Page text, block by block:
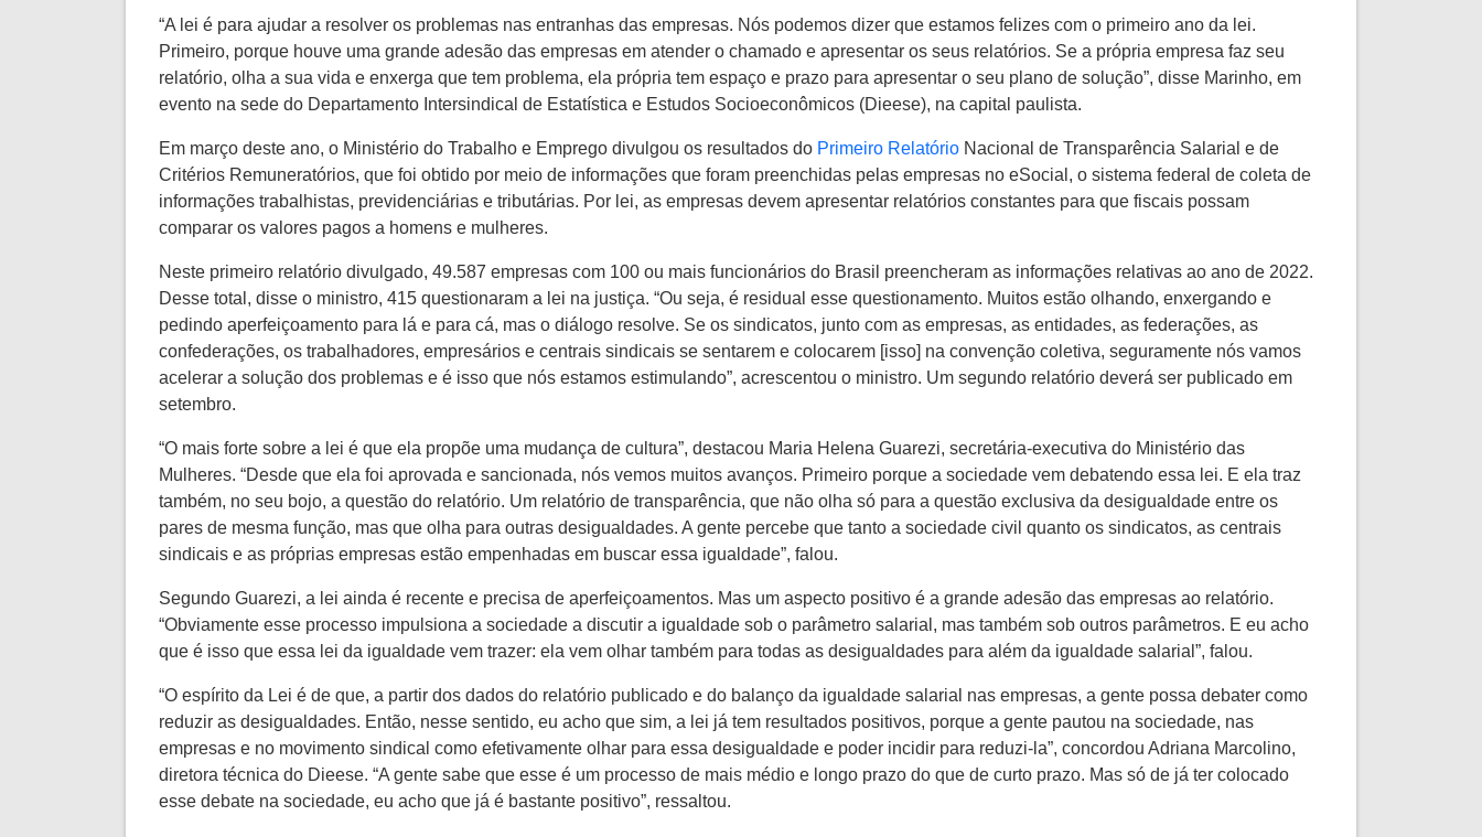
“A lei é para ajudar a resolver os problemas nas entranhas das empresas. Nós podemos dizer que estamos felizes com o primeiro ano da lei.
Primeiro, porque houve uma grande adesão das empresas em atender o chamado e apresentar os seus relatórios. Se a própria empresa faz seu
relatório, olha a sua vida e enxerga que tem problema, ela própria tem espaço e prazo para apresentar o seu plano de solução”, disse Marinho, em
evento na sede do Departamento Intersindical de Estatística e Estudos Socioeconômicos (Dieese), na capital paulista.
Em março deste ano, o Ministério do Trabalho e Emprego divulgou os resultados do Primeiro Relatório Nacional de Transparência Salarial e de
Critérios Remuneratórios, que foi obtido por meio de informações que foram preenchidas pelas empresas no eSocial, o sistema federal de coleta de
informações trabalhistas, previdenciárias e tributárias. Por lei, as empresas devem apresentar relatórios constantes para que fiscais possam
comparar os valores pagos a homens e mulheres.
Neste primeiro relatório divulgado, 49.587 empresas com 100 ou mais funcionários do Brasil preencheram as informações relativas ao ano de 2022.
Desse total, disse o ministro, 415 questionaram a lei na justiça. “Ou seja, é residual esse questionamento. Muitos estão olhando, enxergando e
pedindo aperfeiçoamento para lá e para cá, mas o diálogo resolve. Se os sindicatos, junto com as empresas, as entidades, as federações, as
confederações, os trabalhadores, empresários e centrais sindicais se sentarem e colocarem [isso] na convenção coletiva, seguramente nós vamos
acelerar a solução dos problemas e é isso que nós estamos estimulando”, acrescentou o ministro. Um segundo relatório deverá ser publicado em
setembro.
“O mais forte sobre a lei é que ela propõe uma mudança de cultura”, destacou Maria Helena Guarezi, secretária-executiva do Ministério das
Mulheres. “Desde que ela foi aprovada e sancionada, nós vemos muitos avanços. Primeiro porque a sociedade vem debatendo essa lei. E ela traz
também, no seu bojo, a questão do relatório. Um relatório de transparência, que não olha só para a questão exclusiva da desigualdade entre os
pares de mesma função, mas que olha para outras desigualdades. A gente percebe que tanto a sociedade civil quanto os sindicatos, as centrais
sindicais e as próprias empresas estão empenhadas em buscar essa igualdade”, falou.
Segundo Guarezi, a lei ainda é recente e precisa de aperfeiçoamentos. Mas um aspecto positivo é a grande adesão das empresas ao relatório.
“Obviamente esse processo impulsiona a sociedade a discutir a igualdade sob o parâmetro salarial, mas também sob outros parâmetros. E eu acho
que é isso que essa lei da igualdade vem trazer: ela vem olhar também para todas as desigualdades para além da igualdade salarial”, falou.
“O espírito da Lei é de que, a partir dos dados do relatório publicado e do balanço da igualdade salarial nas empresas, a gente possa debater como
reduzir as desigualdades. Então, nesse sentido, eu acho que sim, a lei já tem resultados positivos, porque a gente pautou na sociedade, nas
empresas e no movimento sindical como efetivamente olhar para essa desigualdade e poder incidir para reduzi-la”, concordou Adriana Marcolino,
diretora técnica do Dieese. “A gente sabe que esse é um processo de mais médio e longo prazo do que de curto prazo. Mas só de já ter colocado
esse debate na sociedade, eu acho que já é bastante positivo”, ressaltou.